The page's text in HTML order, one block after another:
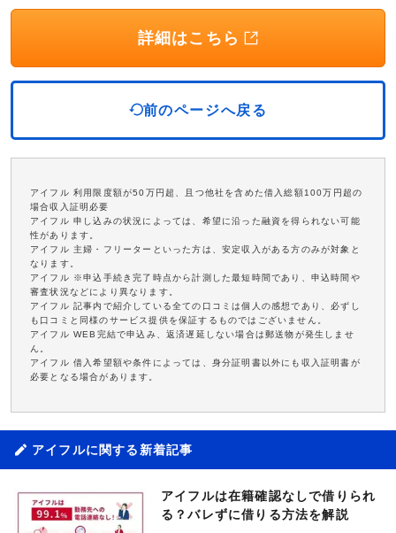
詳細はこちら
前のページへ戻る
アイフル 利用限度額が50万円超、且つ他社を含めた借入総額100万円超の
場合収入証明必要
アイフル 申し込みの状況によっては、希望に沿った融資を得られない可能
性があります。
アイフル 主婦・フリーターといった方は、安定収入がある方のみが対象と
なります。
アイフル ※申込手続き完了時点から計測した最短時間であり、申込時間や
審査状況などにより異なります。
アイフル 記事内で紹介している全ての口コミは個人の感想であり、必ずし
も口コミと同様のサービス提供を保証するものではございません。
アイフル WEB完結で申込み、返済遅延しない場合は郵送物が発生しませ
ん。
アイフル 借入希望額や条件によっては、身分証明書以外にも収入証明書が
必要となる場合があります。
アイフルに関する新着記事
アイフルは在籍確認なしで借りられ
る？バレずに借りる方法を解説